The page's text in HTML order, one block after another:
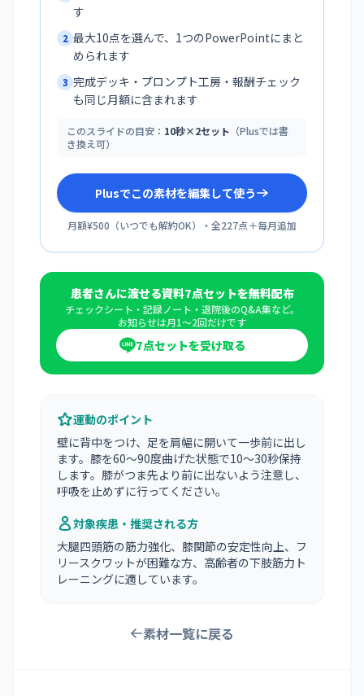
す
2 最大10点を選んで、1つのPowerPointにまと
められます
3 完成デッキ・プロンプト工房・報酬チェック
も同じ月額に含まれます
このスライドの目安： 10秒×2セット （Plusでは書
き換え可）
Plusでこの素材を編集して使う
月額¥500 （いつでも解約OK）・全227点＋毎月追加
患者さんに渡せる資料7点セットを無料配布
チェックシート・記録ノート・退院後のQ&A集など。
お知らせは月1〜2回だけです
7点セットを受け取る
運動のポイント
壁に背中をつけ、足を肩幅に開いて一歩前に出し
ます。膝を60〜90度曲げた状態で10〜30秒保持
します。膝がつま先より前に出ないよう注意し、
呼吸を止めずに行ってください。
対象疾患・推奨される方
大腿四頭筋の筋力強化、膝関節の安定性向上、フ
リースクワットが困難な方、高齢者の下肢筋力ト
レーニングに適しています。
素材一覧に戻る